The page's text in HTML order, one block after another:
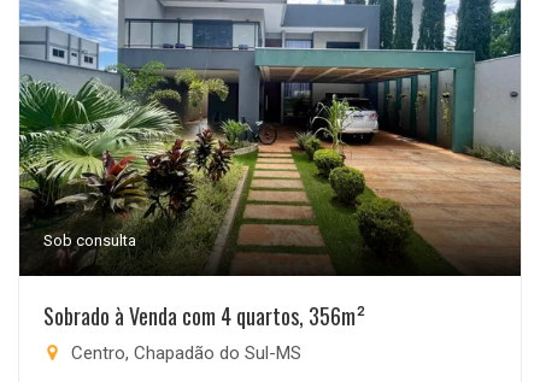
Sob consulta
Sobrado à Venda com 4 quartos, 356m²
Centro, Chapadão do Sul-MS